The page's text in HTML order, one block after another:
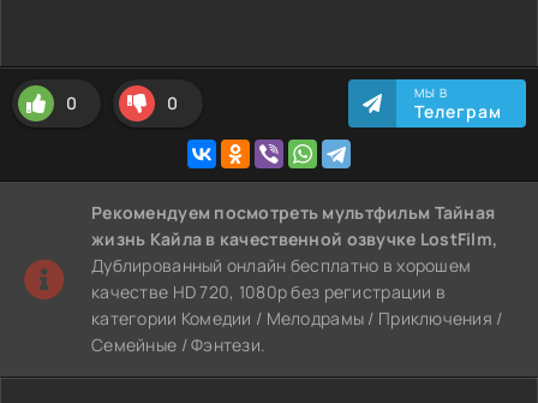
0 0 МЫ В
Телеграм
Рекомендуем посмотреть мультфильм Тайная
жизнь Кайла в качественной озвучке LostFilm,
Дублированный онлайн бесплатно в хорошем
качестве HD 720, 1080p без регистрации в
категории Комедии / Мелодрамы / Приключения /
Семейные / Фэнтези.